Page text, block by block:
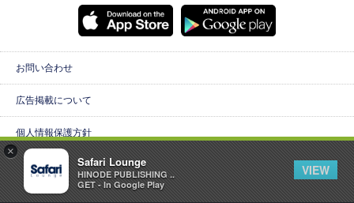
×
Safari Lounge
HINODE PUBLISHING ..
GET - In Google Play
VIEW
お問い合わせ
広告掲載について
個人情報保護方針
スタッフ
2021年4月1日より、商品価格はすべて消費税込みとなっています。